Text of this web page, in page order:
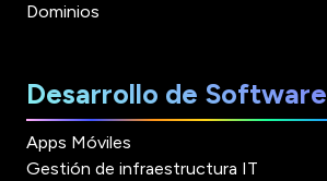
Dominios
Desarrollo de Software
Apps Móviles
Gestión de infraestructura IT